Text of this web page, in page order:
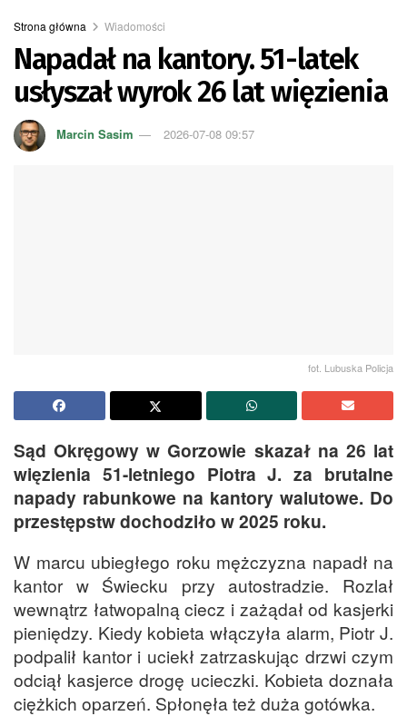
Strona główna Wiadomości
Napadał na kantory. 51-latek
usłyszał wyrok 26 lat więzienia
Marcin Sasim 2026-07-08 09:57
fot. Lubuska Policja
Sąd Okręgowy w Gorzowie skazał na 26 lat
więzienia 51-letniego Piotra J. za brutalne
napady rabunkowe na kantory walutowe. Do
przestępstw dochodziło w 2025 roku.
W marcu ubiegłego roku mężczyzna napadł na
kantor w Świecku przy autostradzie. Rozlał
wewnątrz łatwopalną ciecz i zażądał od kasjerki
pieniędzy. Kiedy kobieta włączyła alarm, Piotr J.
podpalił kantor i uciekł zatrzaskując drzwi czym
odciął kasjerce drogę ucieczki. Kobieta doznała
ciężkich oparzeń. Spłonęła też duża gotówka.